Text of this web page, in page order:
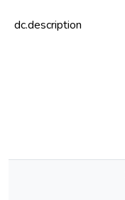
dc.description